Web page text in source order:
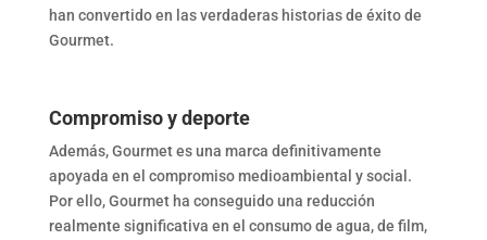
han convertido en las verdaderas historias de éxito de
Gourmet.
Compromiso y deporte
Además, Gourmet es una marca definitivamente
apoyada en el compromiso medioambiental y social.
Por ello, Gourmet ha conseguido una reducción
realmente significativa en el consumo de agua, de film,